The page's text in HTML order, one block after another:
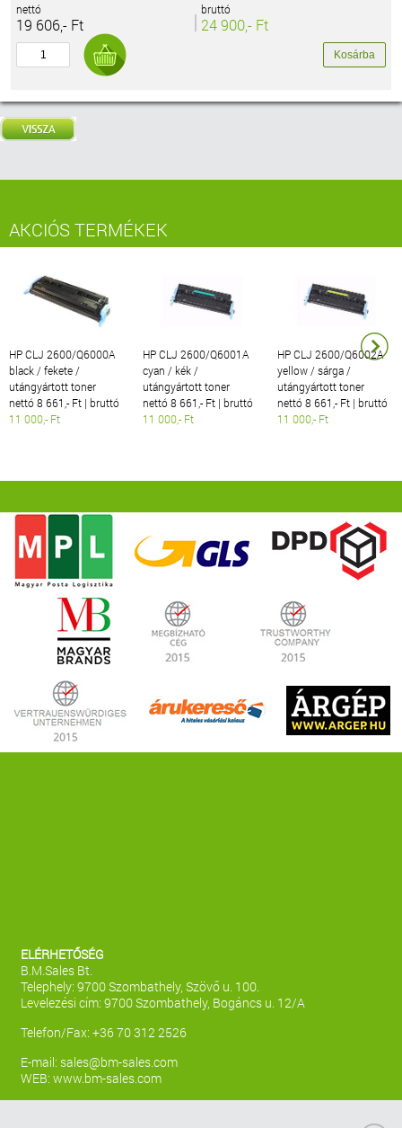
nettó
19 606,- Ft
bruttó
24 900,- Ft
AKCIÓS TERMÉKEK
HP CLJ 2600/Q6000A
black / fekete /
utángyártott toner
nettó 8 661,- Ft | bruttó
11 000,- Ft
HP CLJ 2600/Q6001A
cyan / kék /
utángyártott toner
nettó 8 661,- Ft | bruttó
11 000,- Ft
HP CLJ 2600/Q6002A
yellow / sárga /
utángyártott toner
nettó 8 661,- Ft | bruttó
11 000,- Ft
ELÉRHETŐSÉG
B.M.Sales Bt.
Telephely: 9700 Szombathely, Szövő u. 100.
Levelezési cím: 9700 Szombathely, Bogáncs u. 12/A
Telefon/Fax: +36 70 312 2526
E-mail: sales@bm-sales.com
WEB: www.bm-sales.com